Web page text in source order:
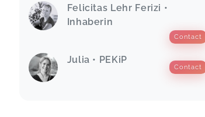
Felicitas Lehr Ferizi •
Inhaberin
Contact
Julia • PEKiP
Contact